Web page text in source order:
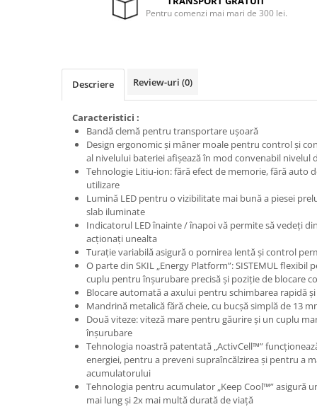
pistoale silicon
Chei si truse chei
Ciocane , clesti si foarfeci
Debitare gresie / faianta si geamuri
Echipamente atelier
Fierastraie si topoare
Gletiere , spacluri si cuttere
Pensule si trafaleti
Scari , lize si depozitare
Unelte pentru masurat
Aparate de masura si detectie
Echere si compasuri
Pentru comenzi mai mari de 300 lei.
Descriere Review-uri (0)
Caracteristici :
Bandă clemă pentru transportare uşoară
Design ergonomic şi mâner moale pentru control şi
al nivelului bateriei afişează în mod convenabil nivelul
Tehnologie Litiu-ion: fără efect de memorie, fără auto
utilizare
Lumină LED pentru o vizibilitate mai bună a piesei
slab iluminate
Indicatorul LED înainte / înapoi vă permite să vedeţi
acţionaţi unealta
Turaţie variabilă asigură o pornirea lentă şi control
O parte din SKIL „Energy Platform”: SISTEMUL
cuplu pentru înşurubare precisă şi poziţie de blocare
Blocare automată a axului pentru schimbarea rapidă
Mandrină metalică fără cheie, cu bucşă simplă de 13
Două viteze: viteză mare pentru găurire şi un cuplu
înşurubare
Tehnologia noastră patentată „ActivCell™”
energiei, pentru a preveni supraîncălzirea şi pentru a
acumulatorului
Tehnologia pentru acumulator „Keep Cool™” asigură
mai lung şi 2x mai multă durată de viaţă